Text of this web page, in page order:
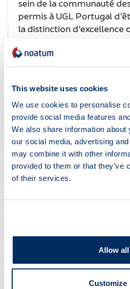
This website uses cookies
We use cookies to personalise
provide social media features
We also share information
our social media, advertising
may combine it with other
provided to them or that they’ve
of their services.
Allow all
Customize
sein de la communauté
permis à UGL Portugal
la distinction d’excellence
Featured
Noticias